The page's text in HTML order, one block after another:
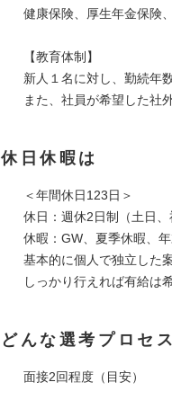
健康保険、厚生年金保険
【教育体制】
新人１名に対し、勤続年
また、社員が希望した社
休日休暇は
＜年間休日123日＞
休日：週休2日制（土日、
休暇：GW、夏季休暇、
基本的に個人で独立した
しっかり行えれば有給は
どんな選考プロセ
面接2回程度（目安）